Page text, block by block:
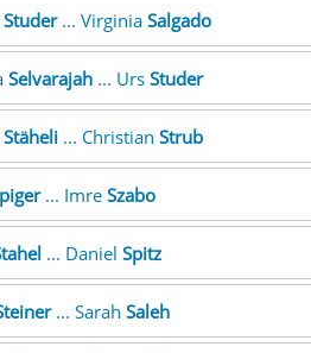
Studer... Virginia Salgado
Selvarajah... Urs Studer
Stäheli... Christian Strub
... Imre Szabo
... Daniel Spitz
... Sarah Saleh